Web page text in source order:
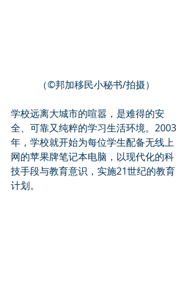
（©️邦加移民小秘书/拍摄）
学校远离大城市的喧嚣，是难得的安
全、可靠又纯粹的学习生活环境。2003
年，学校就开始为每位学生配备无线上
网的苹果牌笔记本电脑，以现代化的科
技手段与教育意识，实施21世纪的教育
计划。